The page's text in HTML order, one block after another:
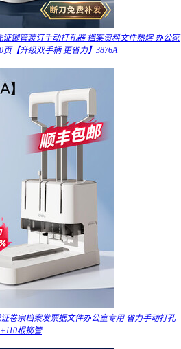
铆管装订手动打孔器 档案资料文件热熔 办公家
【升级双手柄 更省力】3876A
卷宗档案发票据文件办公室专用 省力手动打孔
根铆管